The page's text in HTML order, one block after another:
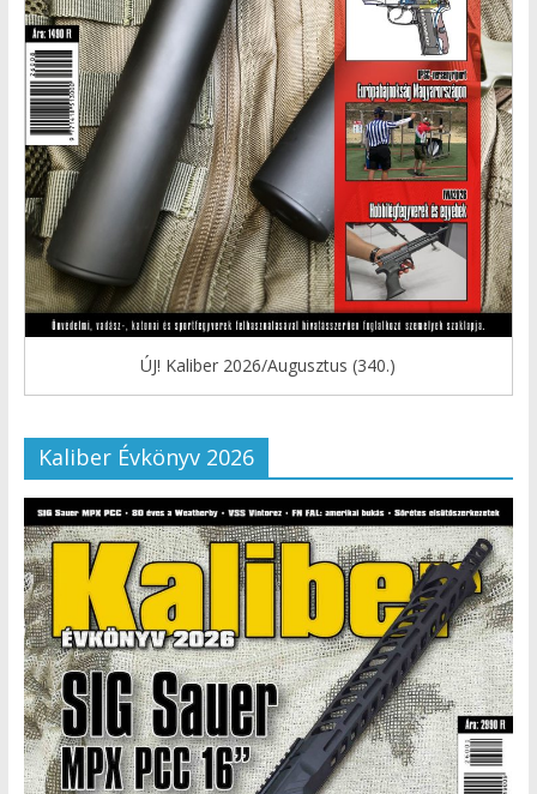
ÚJ! Kaliber 2026/Augusztus (340.)
Kaliber Évkönyv 2026